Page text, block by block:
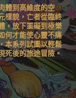
體到高維度的空
樣貌，亡者從臨終
，放下罣礙到極樂
何才能使心靈不痛
本系列試圖以輕鬆
死後的旅途冒險。